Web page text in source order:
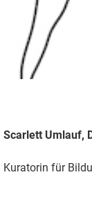
Scarlett Umlauf,
Kuratorin für